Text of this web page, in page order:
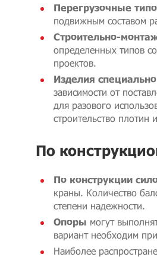
Перегрузочные
подвижным составом
Строительно-
определенных типов
проектов.
Изделия
зависимости от
для разового
строительство плотин
По
По конструкции
краны. Количество
степени надежности.
Опоры могут
вариант необходим
Наиболее